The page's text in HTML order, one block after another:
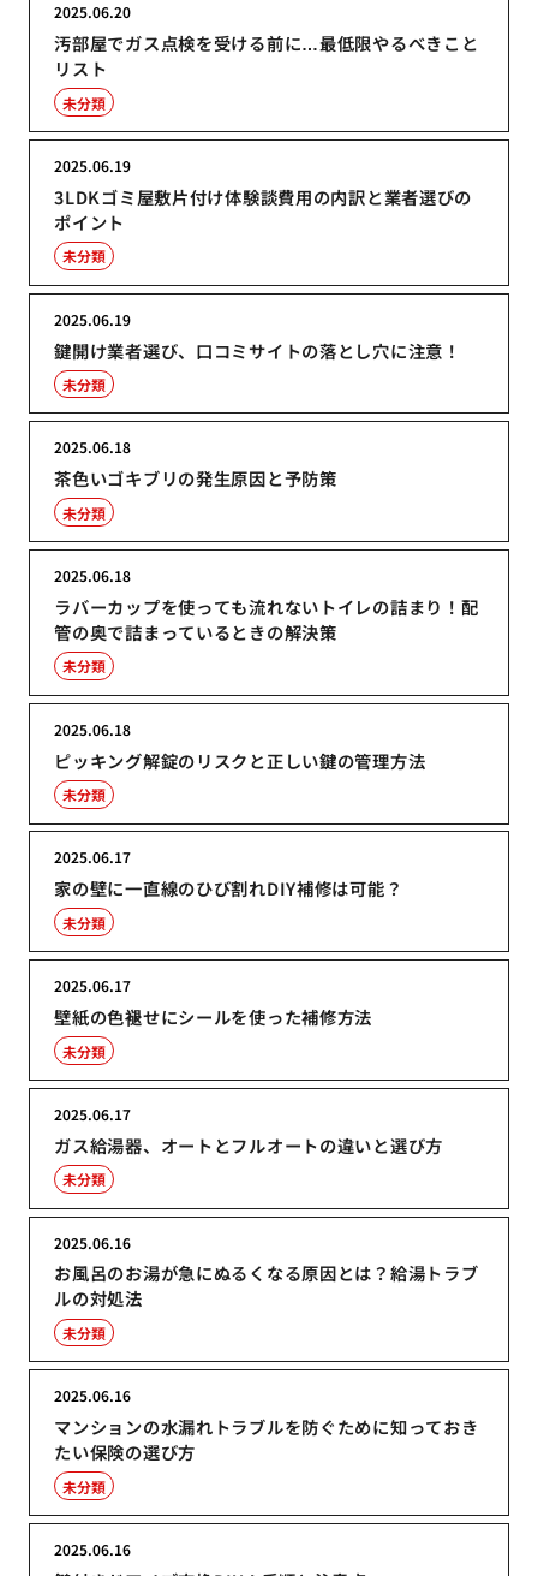
汚部屋でガス点検を受ける前に…最低限やるべきこと
リスト
2025.06.20
未分類
3LDKゴミ屋敷片付け体験談費用の内訳と業者選びの
ポイント
2025.06.19
未分類
鍵開け業者選び、口コミサイトの落とし穴に注意！
2025.06.19
未分類
茶色いゴキブリの発生原因と予防策
2025.06.18
未分類
ラバーカップを使っても流れないトイレの詰まり！配
管の奥で詰まっているときの解決策
2025.06.18
未分類
ピッキング解錠のリスクと正しい鍵の管理方法
2025.06.18
未分類
家の壁に一直線のひび割れDIY補修は可能？
2025.06.17
未分類
壁紙の色褪せにシールを使った補修方法
2025.06.17
未分類
ガス給湯器、オートとフルオートの違いと選び方
2025.06.17
未分類
お風呂のお湯が急にぬるくなる原因とは？給湯トラブ
ルの対処法
2025.06.16
未分類
マンションの水漏れトラブルを防ぐために知っておき
たい保険の選び方
2025.06.16
未分類
2025.06.16